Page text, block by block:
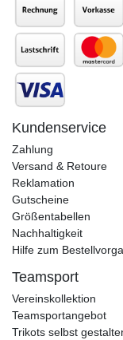
Kundenservice
Zahlung
Versand & Retoure
Reklamation
Gutscheine
Größentabellen
Nachhaltigkeit
Hilfe zum
Teamsport
Vereinskollektion
Teamsportangebot
Trikots selbst